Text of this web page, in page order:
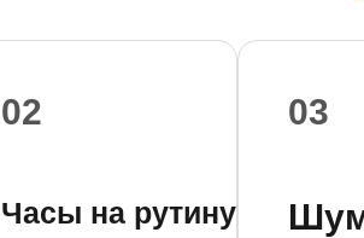
02
Часы на рутину
03